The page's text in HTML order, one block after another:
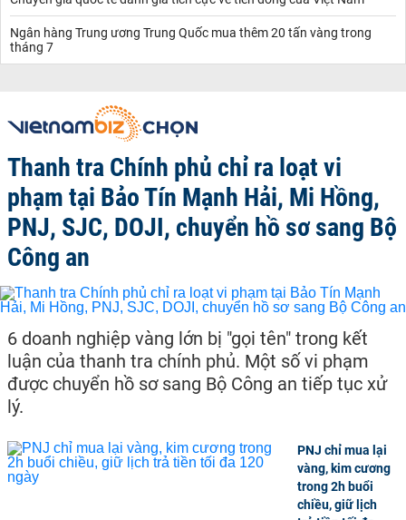
Ngân hàng Trung ương Trung Quốc mua thêm 20 tấn vàng trong
tháng 7
Thanh tra Chính phủ chỉ ra loạt vi
phạm tại Bảo Tín Mạnh Hải, Mi Hồng,
PNJ, SJC, DOJI, chuyển hồ sơ sang Bộ
Công an
6 doanh nghiệp vàng lớn bị "gọi tên" trong kết
luận của thanh tra chính phủ. Một số vi phạm
được chuyển hồ sơ sang Bộ Công an tiếp tục xử
lý.
PNJ chỉ mua lại
vàng, kim cương
trong 2h buổi
chiều, giữ lịch